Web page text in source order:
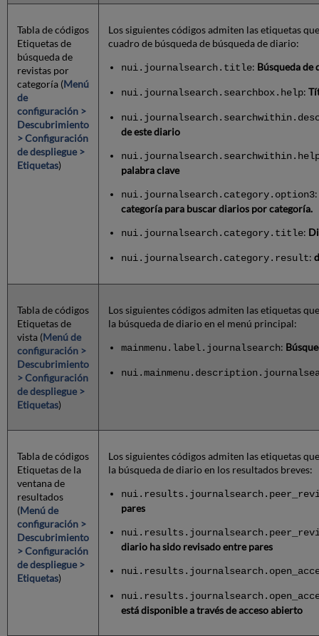
Tabla de códigos
Etiquetas de
búsqueda de
revistas por
categoría (Menú
de
configuración >
Descubrimiento
> Configuración
de despliegue >
Etiquetas)
Los siguientes códigos admiten las etiquetas
cuadro de búsqueda de búsqueda de diario:
nui.journalsearch.title: Búsqueda de
nui.journalsearch.searchbox.help:
de este diario
palabra clave
nui.journalsearch.category.option3
categoría para buscar diarios por categoría.
nui.journalsearch.category.title:
nui.journalsearch.category.result:
Tabla de códigos
Etiquetas de
vista (Menú de
configuración >
Descubrimiento
> Configuración
de despliegue >
Etiquetas)
Los siguientes códigos admiten las etiquetas
la búsqueda de diario en el menú principal:
mainmenu.label.journalsearch:
Tabla de códigos
Etiquetas de la
ventana de
resultados
(Menú de
configuración >
Descubrimiento
> Configuración
de despliegue >
Etiquetas)
Los siguientes códigos admiten las etiquetas
la búsqueda de diario en los resultados breves:
pares
diario ha sido revisado entre pares
está disponible a través de acceso abierto